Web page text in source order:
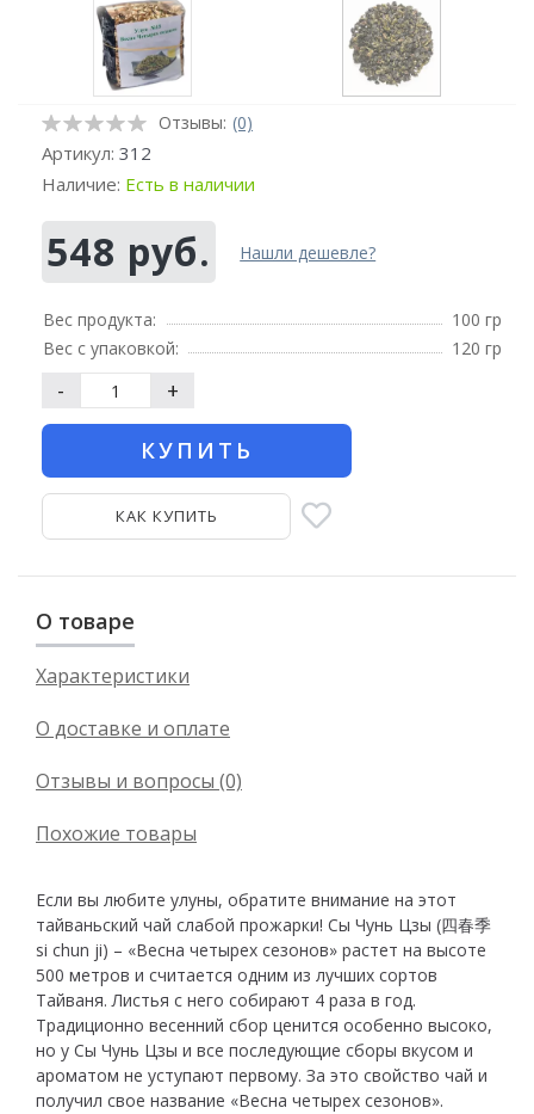
Отзывы: (0)
Артикул: 312
Наличие: Есть в наличии
548 руб. Нашли дешевле?
Вес продукта:
100 гр
Вес с упаковкой:
120 гр
- +
КУПИТЬ
КАК КУПИТЬ
О товаре
Характеристики
О доставке и оплате
Отзывы и вопросы (0)
Похожие товары
Если вы любите улуны, обратите внимание на этот
тайваньский чай слабой прожарки! Сы Чунь Цзы (四春季
si chun ji) – «Весна четырех сезонов» растет на высоте
500 метров и считается одним из лучших сортов
Тайваня. Листья с него собирают 4 раза в год.
Традиционно весенний сбор ценится особенно высоко,
но у Сы Чунь Цзы и все последующие сборы вкусом и
ароматом не уступают первому. За это свойство чай и
получил свое название «Весна четырех сезонов».